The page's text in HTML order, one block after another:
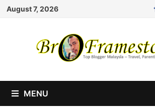
Skip
August 7, 2026
MENU